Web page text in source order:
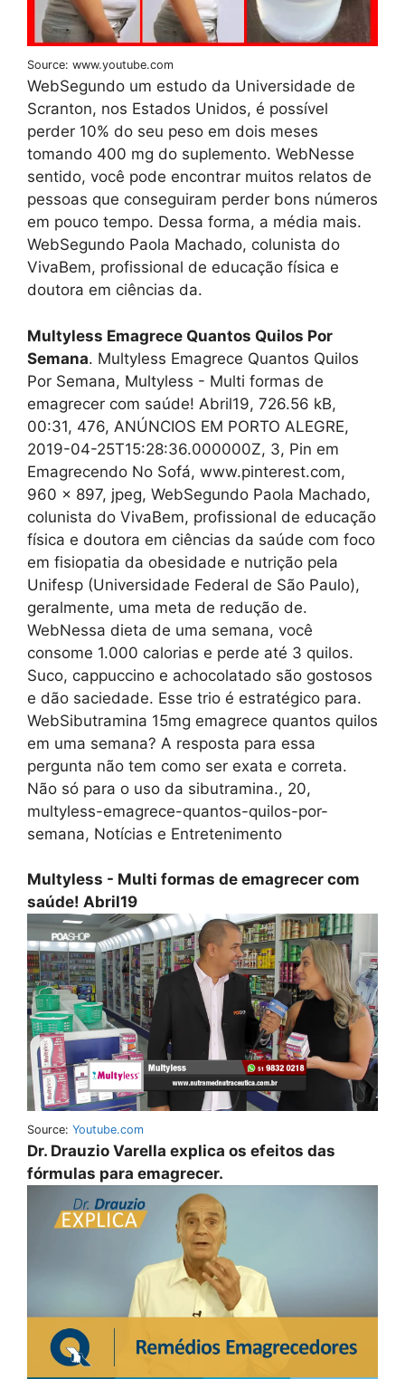
Source: www.youtube.com
WebSegundo um estudo da Universidade de
Scranton, nos Estados Unidos, é possível
perder 10% do seu peso em dois meses
tomando 400 mg do suplemento. WebNesse
sentido, você pode encontrar muitos relatos de
pessoas que conseguiram perder bons números
em pouco tempo. Dessa forma, a média mais.
WebSegundo Paola Machado, colunista do
VivaBem, profissional de educação física e
doutora em ciências da.
Multyless Emagrece Quantos Quilos Por
Semana. Multyless Emagrece Quantos Quilos
Por Semana, Multyless - Multi formas de
emagrecer com saúde! Abril19, 726.56 kB,
00:31, 476, ANÚNCIOS EM PORTO ALEGRE,
2019-04-25T15:28:36.000000Z, 3, Pin em
Emagrecendo No Sofá, www.pinterest.com,
960 x 897, jpeg, WebSegundo Paola Machado,
colunista do VivaBem, profissional de educação
física e doutora em ciências da saúde com foco
em fisiopatia da obesidade e nutrição pela
Unifesp (Universidade Federal de São Paulo),
geralmente, uma meta de redução de.
WebNessa dieta de uma semana, você
consome 1.000 calorias e perde até 3 quilos.
Suco, cappuccino e achocolatado são gostosos
e dão saciedade. Esse trio é estratégico para.
WebSibutramina 15mg emagrece quantos quilos
em uma semana? A resposta para essa
pergunta não tem como ser exata e correta.
Não só para o uso da sibutramina., 20,
multyless-emagrece-quantos-quilos-por-
semana, Notícias e Entretenimento
Multyless - Multi formas de emagrecer com
saúde! Abril19
Source: Youtube.com
Dr. Drauzio Varella explica os efeitos das
fórmulas para emagrecer.